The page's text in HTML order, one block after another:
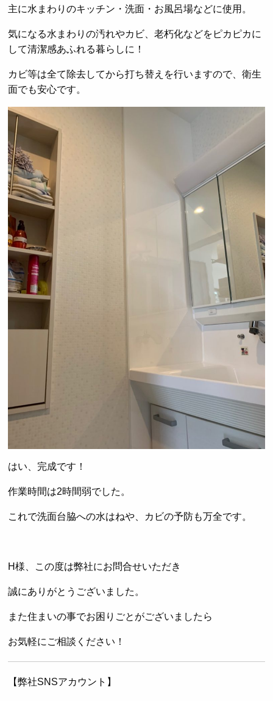
主に水まわりのキッチン・洗面・お風呂場などに使用。
気になる水まわりの汚れやカビ、老朽化などをピカピカに
して清潔感あふれる暮らしに！
カビ等は全て除去してから打ち替えを行いますので、衛生
面でも安心です。
はい、完成です！
作業時間は2時間弱でした。
これで洗面台脇への水はねや、カビの予防も万全です。
H様、この度は弊社にお問合せいただき
誠にありがとうございました。
また住まいの事でお困りごとがございましたら
お気軽にご相談ください！
【弊社SNSアカウント】